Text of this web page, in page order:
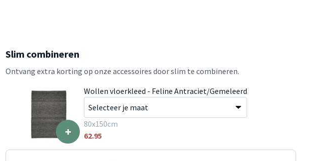
Slim combineren
Ontvang extra korting op onze accessoires door slim te combineren.
+
Wollen vloerkleed - Feline Antraciet/Gemeleerd
80x150cm
62.95